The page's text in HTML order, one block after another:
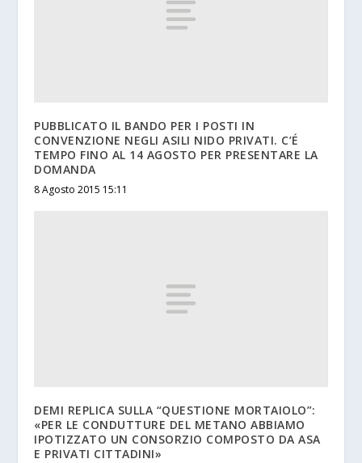
PUBBLICATO IL BANDO PER I POSTI IN
CONVENZIONE NEGLI ASILI NIDO PRIVATI. C’É
TEMPO FINO AL 14 AGOSTO PER PRESENTARE LA
DOMANDA
8 Agosto 2015 15:11
DEMI REPLICA SULLA “QUESTIONE MORTAIOLO”:
«PER LE CONDUTTURE DEL METANO ABBIAMO
IPOTIZZATO UN CONSORZIO COMPOSTO DA ASA
E PRIVATI CITTADINI»